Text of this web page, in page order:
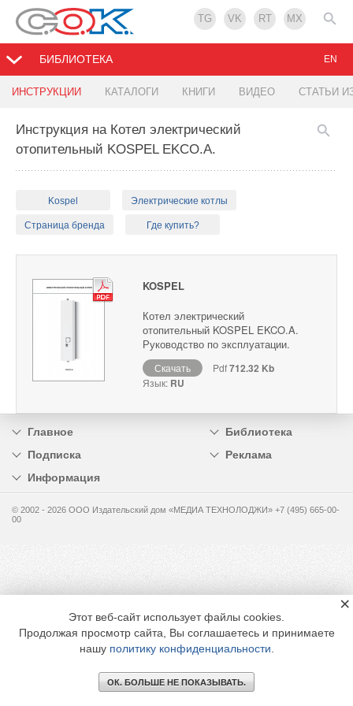
TG VK RT MX
БИБЛИОТЕКА
ИНСТРУКЦИИ КАТАЛОГИ КНИГИ ВИДЕО СТАТЬИ
EN
Инструкция на Котел электрический
отопительный KOSPEL EKCO.A.
Kospel Электрические котлы
Страница бренда Где купить?
KOSPEL
Котел электрический
отопительный KOSPEL EKCO.A.
Руководство по эксплуатации.
Скачать Pdf712.32 Kb
Язык: RU
Главное
Библиотека
Подписка
Реклама
Информация
© 2002 - 2026 OOO Издательский дом «МЕДИА ТЕХНОЛОДЖИ» +7 (495) 665-00-
00
Этот веб-сайт использует файлы cookies.
Продолжая просмотр сайта, Вы соглашаетесь и принимаете
нашу политику конфиденциальности
ОК. БОЛЬШЕ НЕ ПОКАЗЫВАТЬ.
×